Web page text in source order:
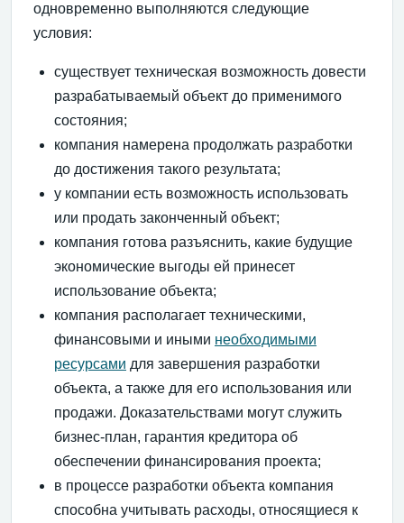
одновременно выполняются следующие
условия:
существует техническая возможность довести
разрабатываемый объект до применимого
состояния;
компания намерена продолжать разработки
до достижения такого результата;
у компании есть возможность использовать
или продать законченный объект;
компания готова разъяснить, какие будущие
экономические выгоды ей принесет
использование объекта;
компания располагает техническими,
финансовыми и иными необходимыми
ресурсами для завершения разработки
объекта, а также для его использования или
продажи. Доказательствами могут служить
бизнес-план, гарантия кредитора об
обеспечении финансирования проекта;
в процессе разработки объекта компания
способна учитывать расходы, относящиеся к